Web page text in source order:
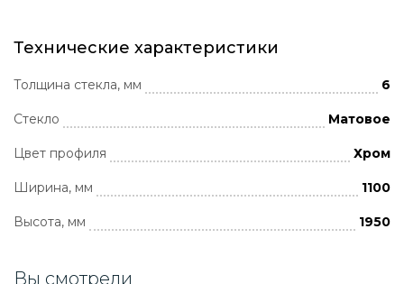
Технические характеристики
Толщина стекла, мм 6
Стекло Матовое
Цвет профиля Хром
Ширина, мм 1100
Высота, мм 1950
Вы смотрели